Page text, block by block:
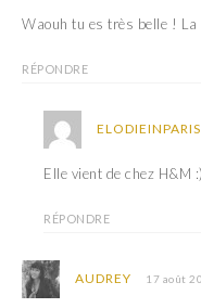
Waouh tu es très belle ! La
RÉPONDRE
ELODIEINPARIS
Elle vient de chez H&M :)
RÉPONDRE
AUDREY 17 août